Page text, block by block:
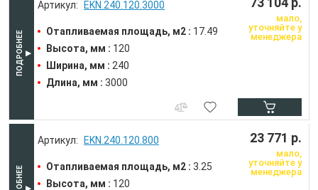
EKN.240.120.3000
Отапливаемая площадь, м2 : 17.49
Высота, мм : 120
Ширина, мм : 240
Длина, мм : 3000
мало,
уточняйте у
менеджера
EKN.240.120.800
Отапливаемая площадь, м2 : 3.25
Высота, мм : 120
23 771 р.
мало,
уточняйте у
менеджера